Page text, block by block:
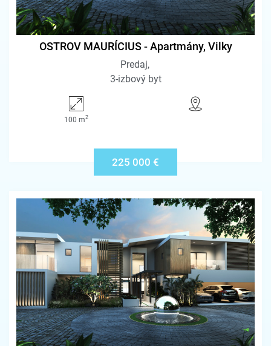
OSTROV MAURÍCIUS - Apartmány, Vilky
Predaj
3-izbový byt
100 m2
225 000 €